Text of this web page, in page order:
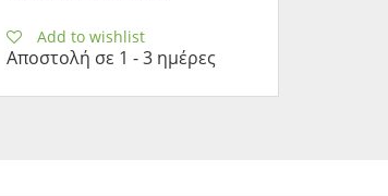
Add to wishlist
Αποστολή σε 1 - 3 ημέρες